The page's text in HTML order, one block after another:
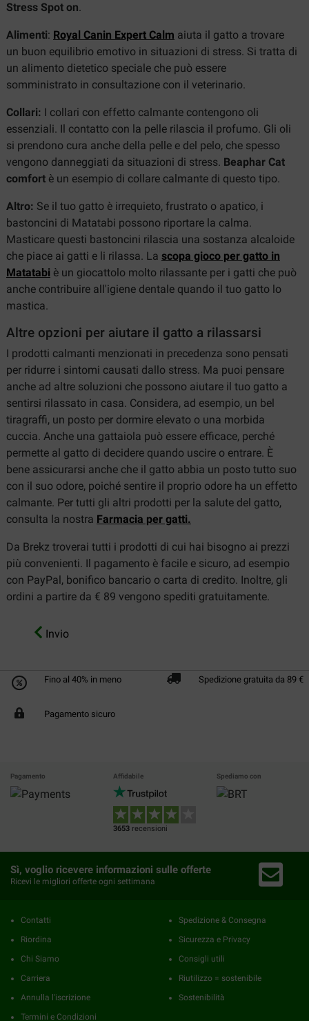
Stress Spot on.
Alimenti: Royal Canin Expert Calm aiuta il gatto a trovare
un buon equilibrio emotivo in situazioni di stress. Si tratta di
un alimento dietetico speciale che può essere
somministrato in consultazione con il veterinario.
Collari: I collari con effetto calmante contengono oli
essenziali. Il contatto con la pelle rilascia il profumo. Gli oli
si prendono cura anche della pelle e del pelo, che spesso
vengono danneggiati da situazioni di stress. Beaphar Cat
comfort è un esempio di collare calmante di questo tipo.
Altro: Se il tuo gatto è irrequieto, frustrato o apatico, i
bastoncini di Matatabi possono riportare la calma.
Masticare questi bastoncini rilascia una sostanza alcaloide
che piace ai gatti e li rilassa. La scopa gioco per gatto in
Matatabi è un giocattolo molto rilassante per i gatti che può
anche contribuire all'igiene dentale quando il tuo gatto lo
mastica.
Altre opzioni per aiutare il gatto a rilassarsi
I prodotti calmanti menzionati in precedenza sono pensati
per ridurre i sintomi causati dallo stress. Ma puoi pensare
anche ad altre soluzioni che possono aiutare il tuo gatto a
sentirsi rilassato in casa. Considera, ad esempio, un bel
tiragraffi, un posto per dormire elevato o una morbida
cuccia. Anche una gattaiola può essere efficace, perché
permette al gatto di decidere quando uscire o entrare. È
bene assicurarsi anche che il gatto abbia un posto tutto suo
con il suo odore, poiché sentire il proprio odore ha un effetto
calmante. Per tutti gli altri prodotti per la salute del gatto,
consulta la nostra Farmacia per gatti.
Da Brekz troverai tutti i prodotti di cui hai bisogno ai prezzi
più convenienti. Il pagamento è facile e sicuro, ad esempio
con PayPal, bonifico bancario o carta di credito. Inoltre, gli
ordini a partire da € 89 vengono spediti gratuitamente.
Invio
Fino al 40% in meno Spedizione gratuita da 89 €
Pagamento sicuro
Pagamento Affidabile
3653 recensioni
Spediamo con
Sì, voglio ricevere informazioni sulle offerte
Ricevi le migliori offerte ogni settimana
Contatti
Riordina
Chi Siamo
Carriera
Annulla l'iscrizione
Termini e Condizioni
Spedizione & Consegna
Sicurezza e Privacy
Consigli utili
Riutilizzo = sostenibile
Sostenibilità